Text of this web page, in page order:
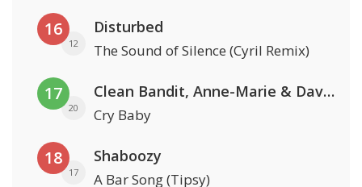
16
12
Disturbed
The Sound of Silence (Cyril Remix)
17
20
Clean Bandit, Anne-Marie & David Guetta
Cry Baby
18
17
Shaboozy
A Bar Song (Tipsy)